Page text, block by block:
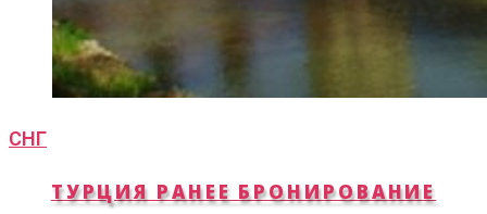
СНГ
ТУРЦИЯ РАНЕЕ БРОНИРОВАНИЕ